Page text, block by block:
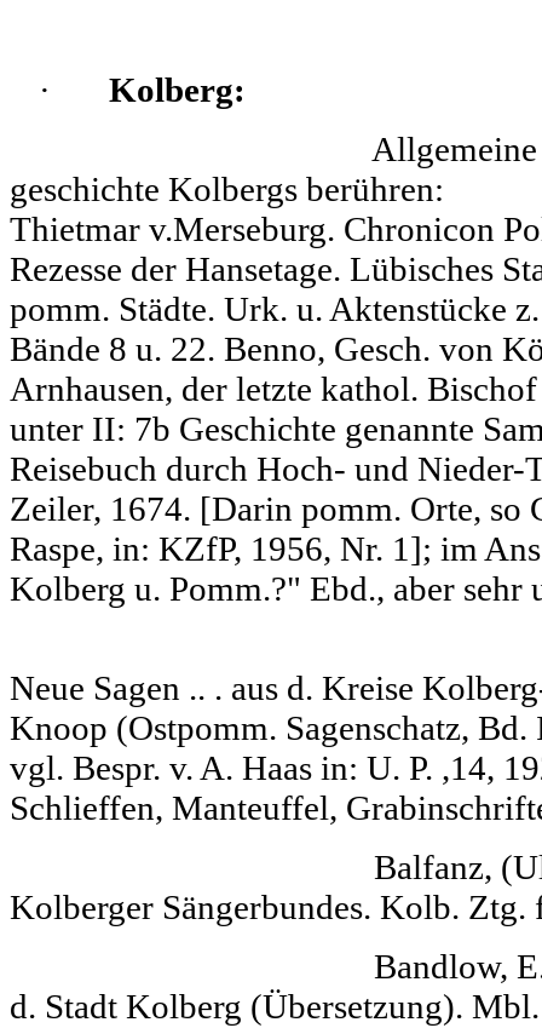
·
Kolberg:
Allgemeine Schriften,
geschichte
Thietmar v.Merseburg. Chronicon
Rezesse der Hansetage. Lübisches
pomm. Städte. Urk. u. Aktenstücke
Bände 8 u. 22. Benno, Gesch. von
Arnhausen, der letzte kathol.
unter II: 7b Geschichte genannte
Reisebuch durch Hoch- und
Zeiler, 1674. [Darin pomm. Orte, so
Raspe, in: KZfP, 1956, Nr. 1]; im
Kol­berg u. Pomm.?" Ebd., aber
Neue Sagen .. . aus d. Kreise
Knoop (Ostpomm. Sagenschatz,
vgl. Bespr. v. A. Haas in: U. P. ,14,
Schlieffen, Manteuffel,
Balfanz, (Ulrich)
Kolberger Sängerbundes. Kolb. Ztg.
Bandlow, E.
d. Stadt Kolberg (Übersetzung).